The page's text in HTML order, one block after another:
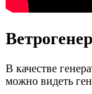
В качестве
можно видеть